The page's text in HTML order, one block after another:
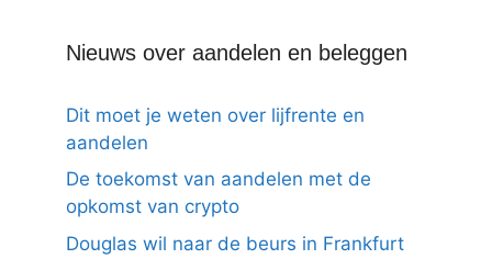
Nieuws over aandelen en beleggen
Dit moet je weten over lijfrente en
aandelen
De toekomst van aandelen met de
opkomst van crypto
Douglas wil naar de beurs in Frankfurt